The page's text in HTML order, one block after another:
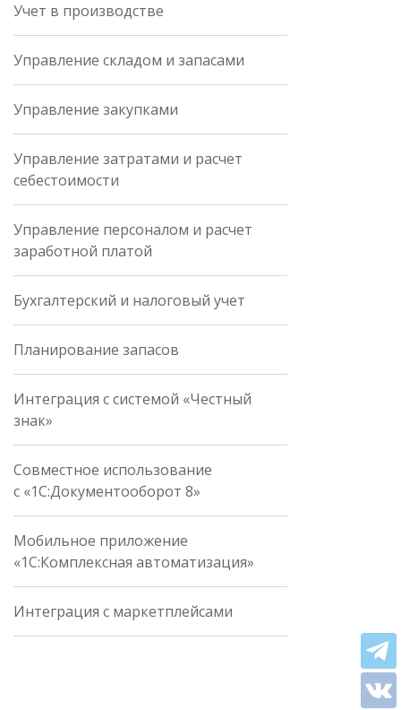
Учет в производстве
Управление складом и запасами
Управление закупками
Управление затратами и расчет
себестоимости
Управление персоналом и расчет
заработной платой
Бухгалтерский и налоговый учет
Планирование запасов
Интеграция с системой «Честный
знак»
Совместное использование
с «1С:Документооборот 8»
Мобильное приложение
«1С:Комплексная автоматизация»
Интеграция с маркетплейсами